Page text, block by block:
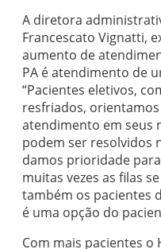
A diretora
Francescato Vignatti,
aumento de
PA é atendimento de
“Pacientes eletivos,
resfriados,
atendimento em seus
podem ser resolvidos
damos prioridade
muitas vezes as filas
também os pacientes
é uma opção do
Com mais pacientes o